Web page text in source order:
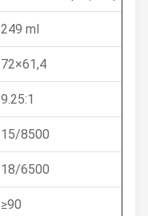
249 ml
72×61,4
9.25:1
15/8500
18/6500
≥90